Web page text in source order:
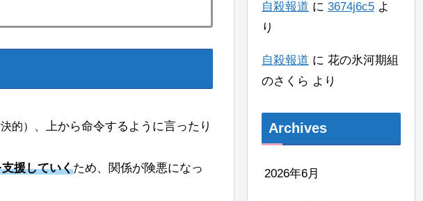
的） 、上から命令するように言ったり
援していくため、関係が険悪になっ
自殺報道 に 3674j6c5 よ
り
自殺報道 に 花の氷河期組
のさくら より
Archives
2026年6月